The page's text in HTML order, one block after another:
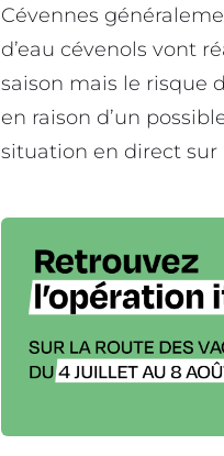
Cévennes
d’eau cévenols vont
saison mais le risque
en raison d’un
situation en direct sur